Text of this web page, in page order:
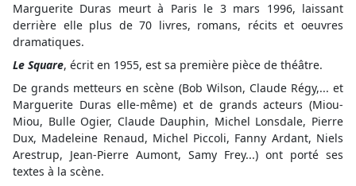
Marguerite Duras meurt à Paris le 3 mars 1996, laissant
derrière elle plus de 70 livres, romans, récits et oeuvres
dramatiques.
Le Square, écrit en 1955, est sa première pièce de théâtre.
De grands metteurs en scène (Bob Wilson, Claude Régy,... et
Marguerite Duras elle-même) et de grands acteurs (Miou-
Miou, Bulle Ogier, Claude Dauphin, Michel Lonsdale, Pierre
Dux, Madeleine Renaud, Michel Piccoli, Fanny Ardant, Niels
Arestrup, Jean-Pierre Aumont, Samy Frey...) ont porté ses
textes à la scène.